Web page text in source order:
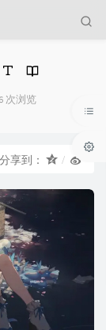
次浏览
分享到：